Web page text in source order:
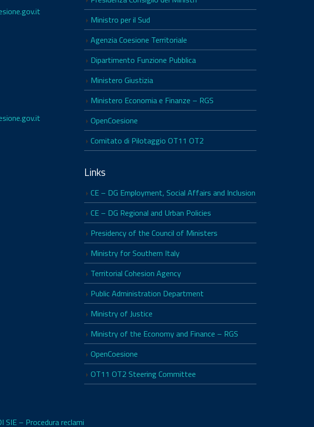
Ministro per il Sud
Agenzia Coesione Territoriale
Dipartimento Funzione Pubblica
Ministero Giustizia
Ministero Economia e Finanze – RGS
OpenCoesione
Comitato di Pilotaggio OT11 OT2
Links
CE – DG Employment, Social Affairs and Inclusion
CE – DG Regional and Urban Policies
Presidency of the Council of Ministers
Ministry for Southern Italy
Territorial Cohesion Agency
Public Administration Department
Ministry of Justice
Ministry of the Economy and Finance – RGS
OpenCoesione
OT11 OT2 Steering Committee
SIE – Procedura reclami